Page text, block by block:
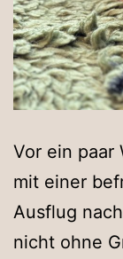
Vor ein paar
mit einer
Ausflug
nicht ohne